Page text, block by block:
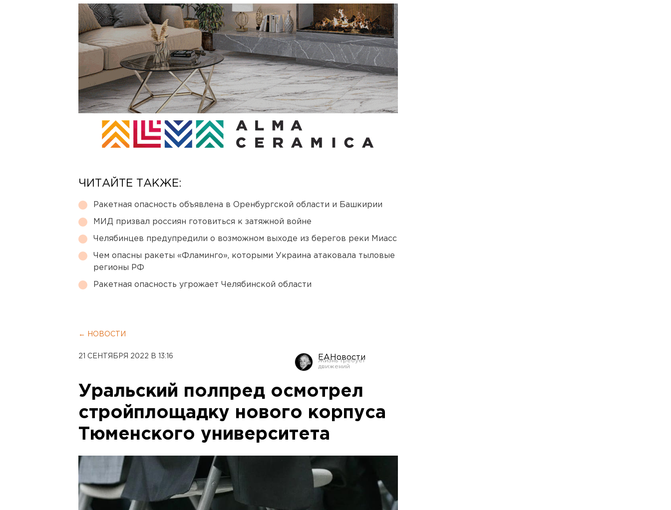
ЧИТАЙТЕ ТАКЖЕ:
Ракетная опасность объявлена в Оренбургской области и Башкирии
МИД призвал россиян готовиться к затяжной войне
Челябинцев предупредили о возможном выходе из берегов реки Миасс
Чем опасны ракеты «Фламинго», которыми Украина атаковала тыловые
регионы РФ
Ракетная опасность угрожает Челябинской области
← НОВОСТИ
21 СЕНТЯБРЯ 2022 В 13:16 ЕАНовости
Уральский полпред осмотрел
стройплощадку нового корпуса
Тюменского университета